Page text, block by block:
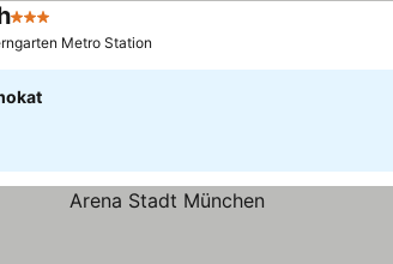
3 Kategória
Metro Station